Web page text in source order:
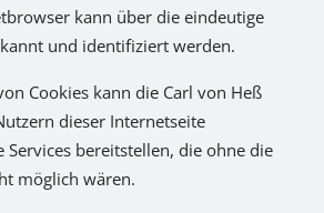
kann über die eindeutige
und identifiziert werden.
Cookies kann die Carl von Heß
dieser Internetseite
bereitstellen, die ohne die
möglich wären.